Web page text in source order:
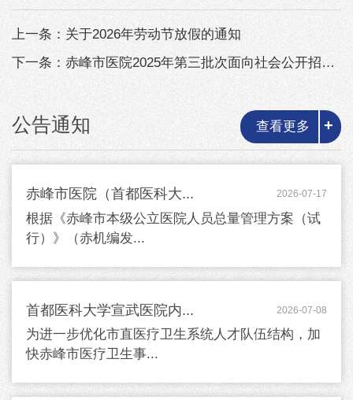
上一条：关于2026年劳动节放假的通知
下一条：赤峰市医院2025年第三批次面向社会公开招聘急需紧缺硕士研究生控制...
公告通知 查看更多 +
赤峰市医院（首都医科大... 2026-07-17
根据《赤峰市本级公立医院人员总量管理方案（试
行）》（赤机编发...
首都医科大学宣武医院内... 2026-07-08
为进一步优化市直医疗卫生系统人才队伍结构，加
快赤峰市医疗卫生事...